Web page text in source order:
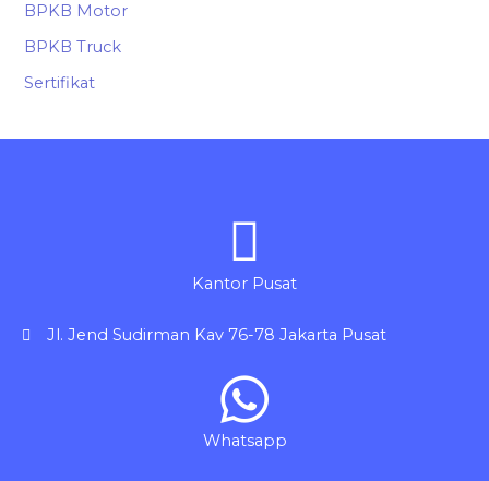
BPKB Motor
BPKB Truck
Sertifikat
Kantor Pusat
Jl. Jend Sudirman Kav 76-78 Jakarta Pusat
Whatsapp